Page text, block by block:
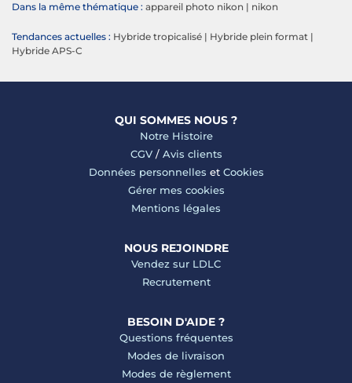
Dans la même thématique : appareil photo nikon | nikon
Tendances actuelles : Hybride tropicalisé | Hybride plein format |
Hybride APS-C
QUI SOMMES NOUS ?
Notre Histoire
CGV/ Avis clients
Données personnelles et Cookies
Gérer mes cookies
Mentions légales
NOUS REJOINDRE
Vendez sur LDLC
Recrutement
BESOIN D'AIDE ?
Questions fréquentes
Modes de livraison
Modes de règlement